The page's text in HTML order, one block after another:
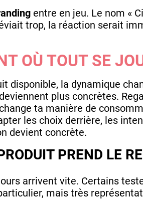
entre en jeu. Le nom «
trop, la réaction serait
OÙ TOUT SE
disponible, la dynamique
plus concrètes.
ta manière de
les choix derrière, les
devient concrète.
PREND LE
arrivent vite. Certains
mais très